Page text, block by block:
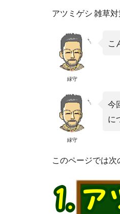
アツミゲシ 雑草
緑守
こ
緑守
今
に
このページでは次